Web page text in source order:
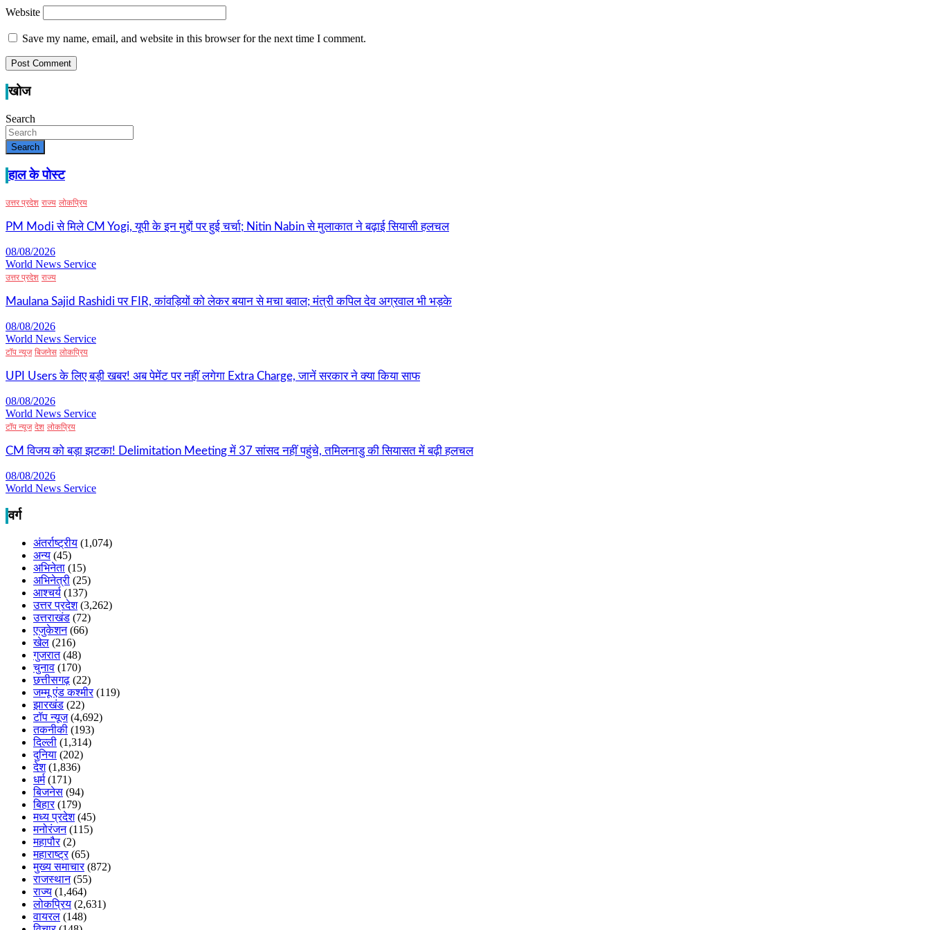
Website
Save my name, email, and website in this browser for the next time I comment.
खोज
Search
Search
हाल के पोस्ट
उत्तर प्रदेश राज्य लोकप्रिय
PM Modi से मिले CM Yogi, यूपी के इन मुद्दों पर हुई चर्चा; Nitin Nabin से मुलाकात ने बढ़ाई सियासी हलचल
08/08/2026
World News Service
उत्तर प्रदेश राज्य
Maulana Sajid Rashidi पर FIR, कांवड़ियों को लेकर बयान से मचा बवाल; मंत्री कपिल देव अग्रवाल भी भड़के
08/08/2026
World News Service
टॉप न्यूज बिजनेस लोकप्रिय
UPI Users के लिए बड़ी खबर! अब पेमेंट पर नहीं लगेगा Extra Charge, जानें सरकार ने क्या किया साफ
08/08/2026
World News Service
टॉप न्यूज देश लोकप्रिय
CM विजय को बड़ा झटका! Delimitation Meeting में 37 सांसद नहीं पहुंचे, तमिलनाडु की सियासत में बढ़ी हलचल
08/08/2026
World News Service
वर्ग
अंतर्राष्ट्रीय (1,074)
अन्य (45)
अभिनेता (15)
अभिनेत्री (25)
आश्चर्य (137)
उत्तर प्रदेश(3,262)
उत्तराखंड (72)
एजुकेशन(66)
खेल (216)
गुजरात(48)
चुनाव (170)
छत्तीसगढ़ (22)
जम्मू एंड कश्मीर(119)
झारखंड (22)
टॉप न्यूज(4,692)
तकनीकी (193)
दिल्ली (1,314)
दुनिया (202)
देश(1,836)
धर्म(171)
बिजनेस (94)
बिहार(179)
मध्य प्रदेश(45)
मनोरंजन(115)
महापौर(2)
महाराष्ट्र(65)
मुख्य समाचार(872)
राजस्थान(55)
राज्य (1,464)
लोकप्रिय (2,631)
वायरल (148)